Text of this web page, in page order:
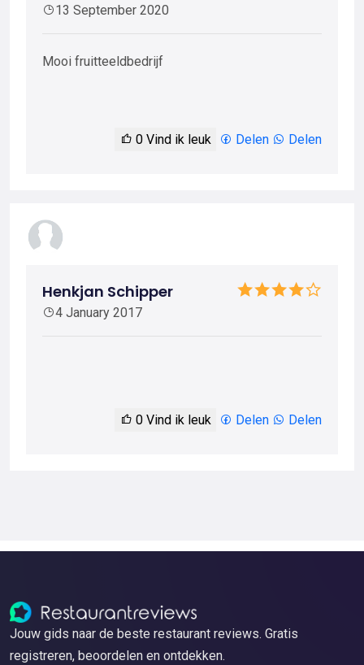
13 September 2020
Mooi fruitteeldbedrijf
0 Vind ik leuk Delen Delen
Henkjan Schipper
4 January 2017
0 Vind ik leuk Delen Delen
Jouw gids naar de beste restaurant reviews. Gratis
registreren, beoordelen en ontdekken.